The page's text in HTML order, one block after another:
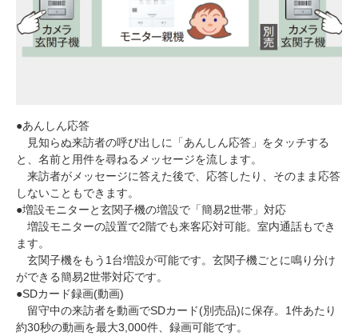
●あんしん応答
見知らぬ来訪者の呼び出しに「あんしん応答」をタッチする
と、名前と用件を尋ねるメッセージを流します。
来訪者がメッセージに答えた後で、応答したり、そのまま応答
しないこともできます。
●増設モニターと玄関子機の増設で「簡易2世帯」対応
増設モニターの設置で2階でも来客応対可能。室内通話もでき
ます。
玄関子機をもう1台増設が可能です。玄関子機ごとに鳴り分け
ができる簡易2世帯対応です。
●SDカード録画(動画)
留守中の来訪者を動画でSDカード(別売品)に保存。1件あたり
約30秒の動画を最大3,000件、録画可能です。